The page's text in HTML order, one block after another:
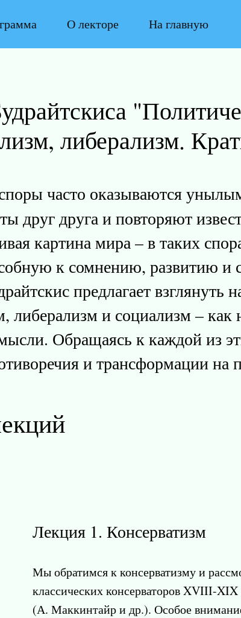
О лекторе На главную
либерализм.
часто оказываются
друг друга и повторяют
картина мира – в таких
к сомнению, развитию и
предлагает взглянуть
либерализм и социализм –
Обращаясь к каждой из
и трансформации на
Лекция 1. Консерватизм
Мы обратимся к консерватизму и
классических консерваторов XVIII-
(А. Маккинтайр и др.). Особое